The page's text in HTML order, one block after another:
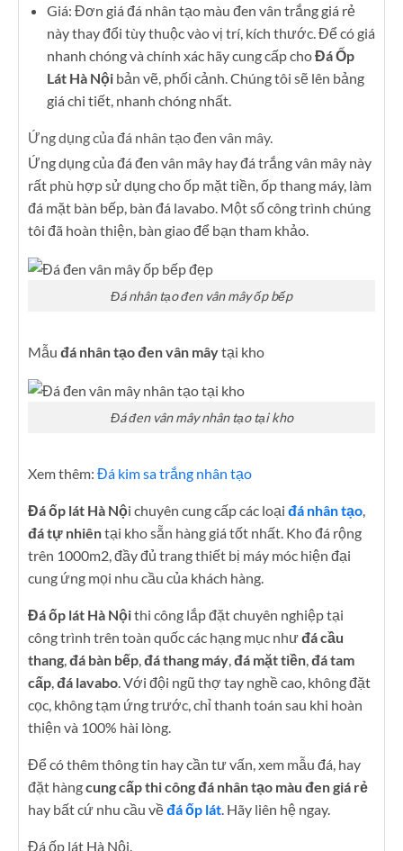
Giá: Đơn giá đá nhân tạo màu đen vân trắng giá rẻ
này thay đổi tùy thuộc vào vị trí, kích thước. Để có giá
nhanh chóng và chính xác hãy cung cấp choĐá Ốp
Lát Hà Nộibản vẽ, phối cảnh. Chúng tôi sẽ lên bảng
giá chi tiết, nhanh chóng nhất.
Ứng dụng của đá nhân tạo đen vân mây.
Ứng dụng của đá đen vân mây hay đá trắng vân mây này
rất phù hợp sử dụng cho ốp mặt tiền, ốp thang máy, làm
đá mặt bàn bếp, bàn đá lavabo. Một số công trình chúng
tôi đã hoàn thiện, bàn giao để bạn tham khảo.
Đá nhân tạo đen vân mây ốp bếp
Mẫu đá nhân tạo đen vân mâytại kho
Đá đen vân mây nhân tạo tại kho
Xem thêm: Đá kim sa trắng nhân tạo
Đá ốp lát Hà Nội chuyên cung cấp các loại đá nhân tạo
đá tự nhiêntại kho sẵn hàng giá tốt nhất. Kho đá rộng
trên 1000m2, đầy đủ trang thiết bị máy móc hiện đại
cung ứng mọi nhu cầu của khách hàng.
Đá ốp lát Hà Nộithi công lắp đặt chuyên nghiệp tại
công trình trên toàn quốc các hạng mục nhưđá cầu
thang đá bàn bếp đá thang máy đá mặt tiền đá tam
cấp đá lavabo . Với đội ngũ thợ tay nghề cao, không đặt
cọc, không tạm ứng trước, chỉ thanh toán sau khi hoàn
thiện và 100% hài lòng.
Để có thêm thông tin hay cần tư vấn, xem mẫu đá, hay
đặt hàngcung cấp thi công đá nhân tạo màu đen giá rẻ
hay bất cứ nhu cầu vềđá ốp lát . Hãy liên hệ ngay.
Đá ốp lát Hà Nội.